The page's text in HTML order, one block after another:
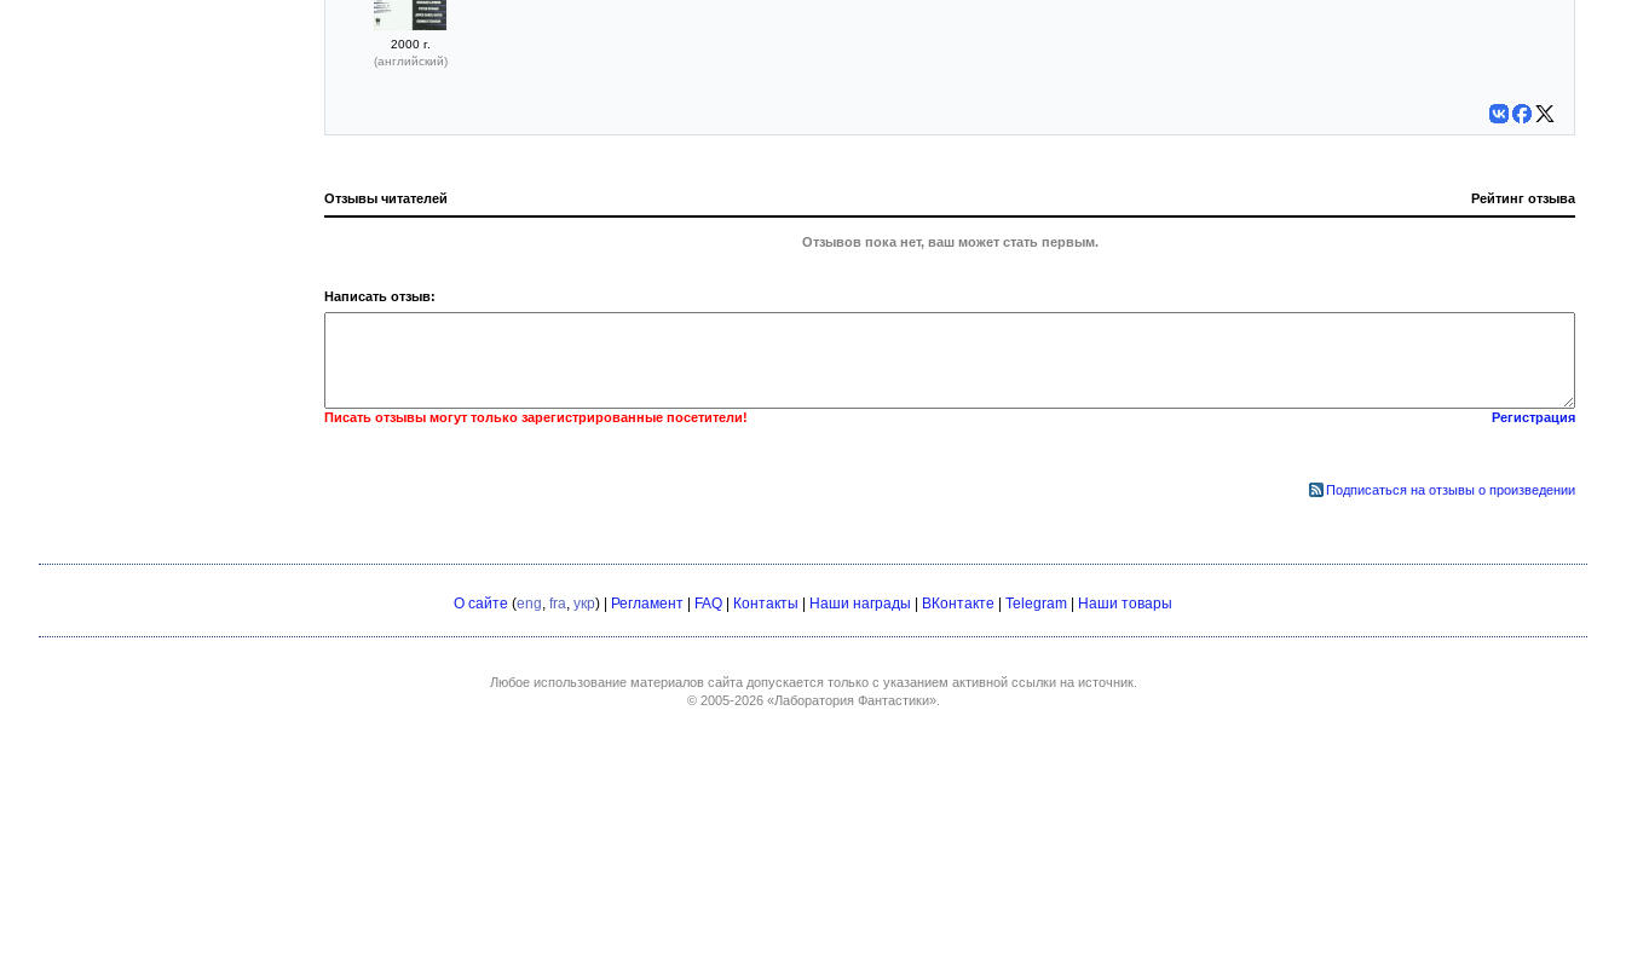
2000 г.
(английский)
Отзывы читателей Рейтинг отзыва
Отзывов пока нет, ваш может стать первым.
Написать отзыв:
Писать отзывы могут только зарегистрированные посетители! Регистрация
Подписаться на отзывы о произведении
О сайте (eng, fra, укр) | Регламент FAQ Контакты Наши награды ВКонтакте Telegram Наши товары
Любое использование материалов сайта допускается только с указанием активной ссылки на источник.
© 2005-2026 «Лаборатория Фантастики».